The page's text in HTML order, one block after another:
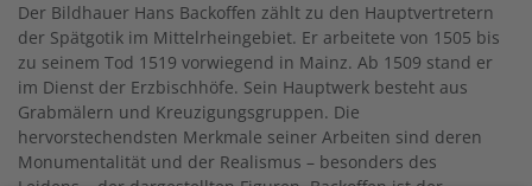
Der Bildhauer Hans Backoffen zählt zu den Hauptvertretern
der Spätgotik im Mittelrheingebiet. Er arbeitete von 1505 bis
zu seinem Tod 1519 vorwiegend in Mainz. Ab 1509 stand er
im Dienst der Erzbischhöfe. Sein Hauptwerk besteht aus
Grabmälern und Kreuzigungsgruppen. Die
hervorstechendsten Merkmale seiner Arbeiten sind deren
Monumentalität und der Realismus – besonders des